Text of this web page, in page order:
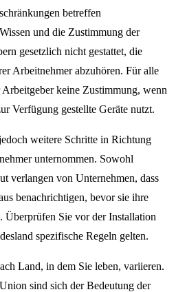
betreffen
und die Zustimmung der
gesetzlich nicht gestattet, die
Arbeitnehmer abzuhören. Für alle
keine Zustimmung, wenn
Verfügung gestellte Geräte nutzt.
weitere Schritte in Richtung
unternommen. Sowohl
verlangen von Unternehmen, dass
benachrichtigen, bevor sie ihre
Sie vor der Installation
spezifische Regeln gelten.
Land, in dem Sie leben, variieren.
sind sich der Bedeutung der